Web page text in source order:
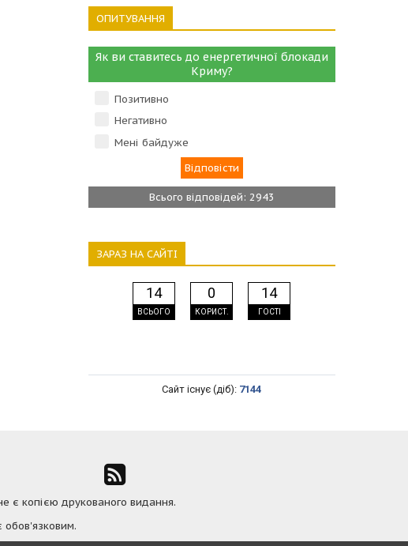
ОПИТУВАННЯ
Як ви ставитесь до енергетичної блокади
Криму?
Позитивно
Негативно
Мені байдуже
Всього відповідей: 2943
ЗАРАЗ НА САЙТІ
14
ВСЬОГО
0
КОРИСТ.
14
ГОСТІ
Сайт існує (діб): 7144
є копією друкованого видання.
обов'язковим.